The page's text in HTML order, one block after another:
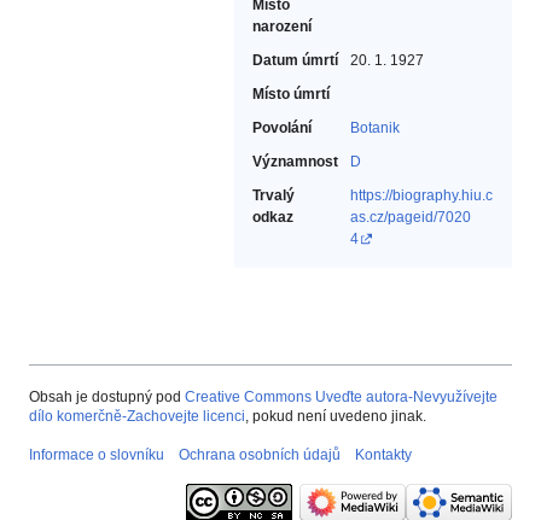
Místo
narození
Datum úmrtí
20. 1. 1927
Místo úmrtí
Povolání
Botanik‎
Významnost
D
Trvalý
odkaz
https://biography.hiu.c
as.cz/pageid/7020
4
Obsah je dostupný pod Creative Commons Uveďte autora-Nevyužívejte
dílo komerčně-Zachovejte licenci, pokud není uvedeno jinak.
Informace o slovníku Ochrana osobních údajů Kontakty